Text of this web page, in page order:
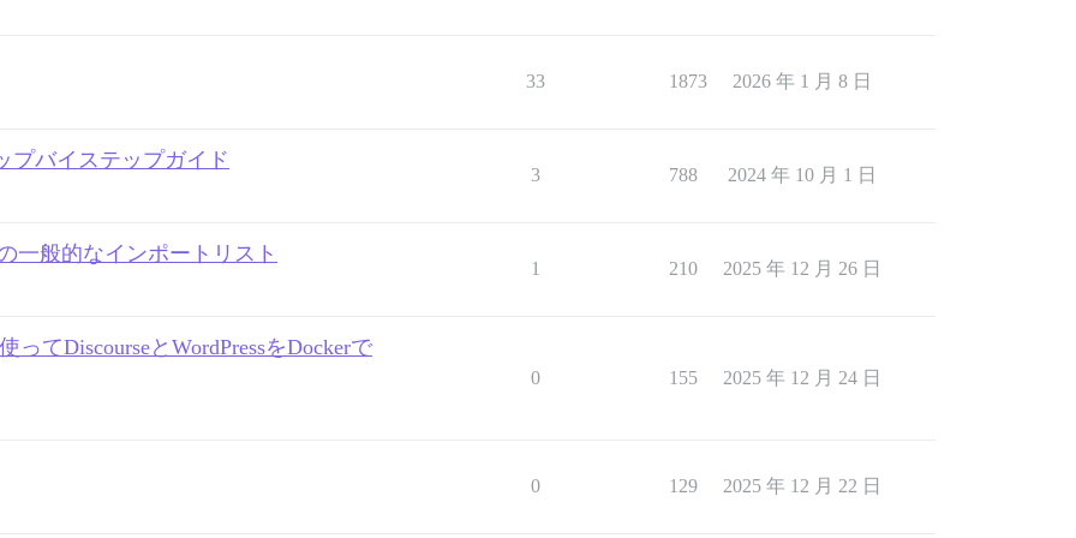
33 1873 2026 年 1 月 8 日
プバイステップガイド
3 788 2024 年 10 月 1 日
一般的なインポートリスト
1 210 2025 年 12 月 26 日
てDiscourseとWordPressをDockerで
0 155 2025 年 12 月 24 日
0 129 2025 年 12 月 22 日